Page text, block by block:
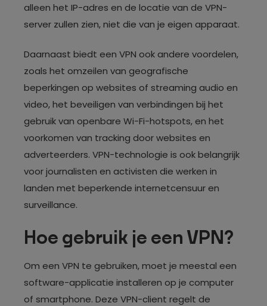
alleen het IP-adres en de locatie van de VPN-
server zullen zien, niet die van je eigen apparaat.
Daarnaast biedt een VPN ook andere voordelen,
zoals het omzeilen van geografische
beperkingen op websites of streaming audio en
video, het beveiligen van verbindingen bij het
gebruik van openbare Wi-Fi-hotspots, en het
voorkomen van tracking door websites en
adverteerders. VPN-technologie is ook belangrijk
voor journalisten en activisten die werken in
landen met beperkende internetcensuur en
surveillance.
Hoe gebruik je een VPN?
Om een VPN te gebruiken, moet je meestal een
software-applicatie installeren op je computer
of smartphone. Deze VPN-client regelt de